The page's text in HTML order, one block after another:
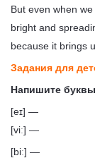
But even when we
bright and
because it brings
Задания для
Напишите
[eɪ] —
[viː] —
[biː]